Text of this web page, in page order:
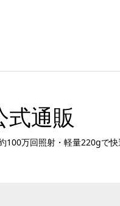
通販
万回照射・軽量220gで快